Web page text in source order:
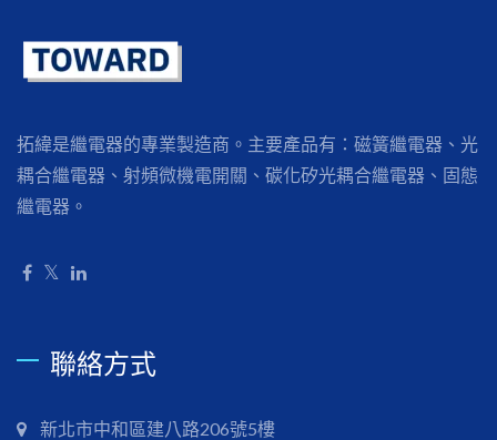
拓緯是繼電器的專業製造商。主要產品有：磁簧繼電器、光
耦合繼電器、射頻微機電開關、碳化矽光耦合繼電器、固態
繼電器。
聯絡方式
新北市中和區建八路206號5樓